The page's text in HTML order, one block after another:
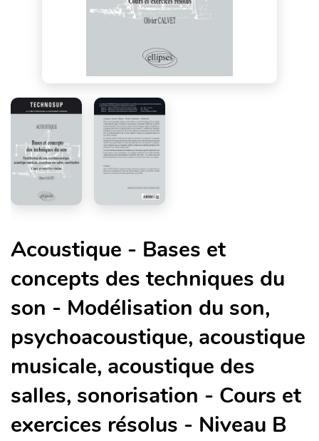
Acoustique - Bases et
concepts des techniques du
son - Modélisation du son,
psychoacoustique, acoustique
musicale, acoustique des
salles, sonorisation - Cours et
exercices résolus - Niveau B